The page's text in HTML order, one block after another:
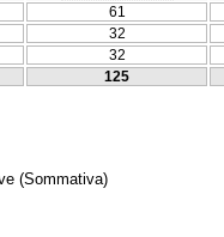
61
32
32
125
(Sommativa)